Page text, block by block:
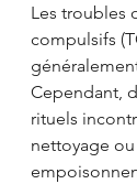
Les troubles
compulsifs
Cependant,
rituels
nettoyage